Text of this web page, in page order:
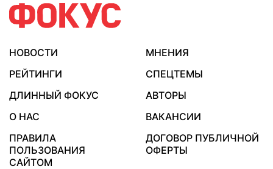
НОВОСТИ
МНЕНИЯ
РЕЙТИНГИ
СПЕЦТЕМЫ
ДЛИННЫЙ ФОКУС
АВТОРЫ
О НАС
ВАКАНСИИ
ПРАВИЛА
ПОЛЬЗОВАНИЯ
САЙТОМ
ДОГОВОР ПУБЛИЧНОЙ
ОФЕРТЫ